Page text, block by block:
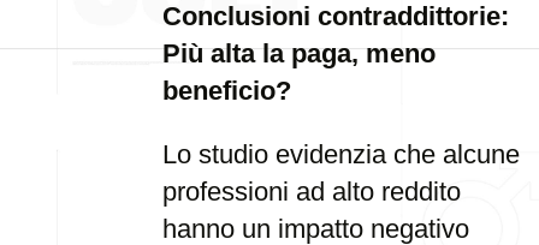
Conclusioni contraddittorie:
Più alta la paga, meno
beneficio?
Lo studio evidenzia che alcune
professioni ad alto reddito
hanno un impatto negativo